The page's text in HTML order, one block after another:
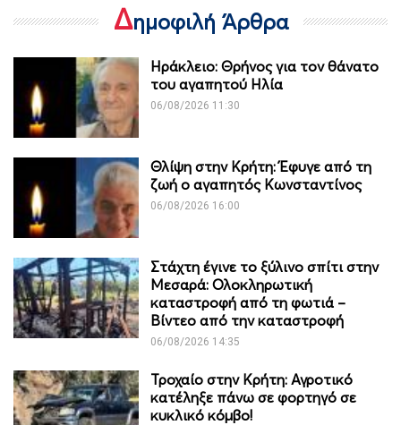
Δημοφιλή Άρθρα
Ηράκλειο: Θρήνος για τον θάνατο
του αγαπητού Ηλία
06/08/2026 11:30
Θλίψη στην Κρήτη: Έφυγε από τη
ζωή ο αγαπητός Κωνσταντίνος
06/08/2026 16:00
Στάχτη έγινε το ξύλινο σπίτι στην
Μεσαρά: Ολοκληρωτική
καταστροφή από τη φωτιά –
Βίντεο από την καταστροφή
06/08/2026 14:35
Τροχαίο στην Κρήτη: Αγροτικό
κατέληξε πάνω σε φορτηγό σε
κυκλικό κόμβο!